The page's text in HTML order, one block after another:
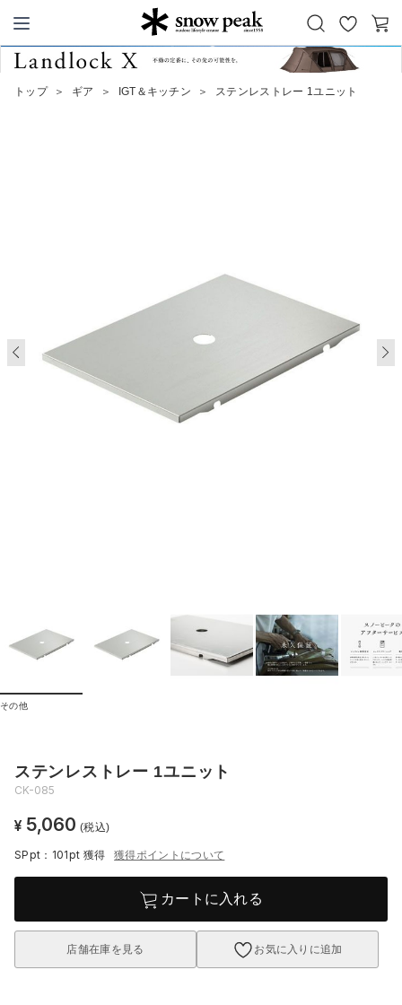
Snow Peak
お
気
カ
トップ ＞ ギア ＞ IGT＆キッチン ＞ ステンレストレー 1ユニット
その他
ステンレストレー 1ユニット
CK-085
¥ 5,060 (税込)
SPpt：101pt 獲得 獲得ポイントについて
カートに入れる
店舗在庫を見る お気に入りに追加